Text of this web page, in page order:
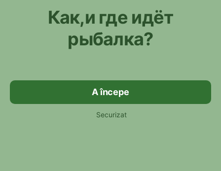
Как,и где идёт
рыбалка?
A începe
Securizat